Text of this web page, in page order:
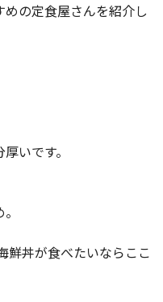
の定食屋さんを紹介し
いです。
鮮丼が食べたいならここ